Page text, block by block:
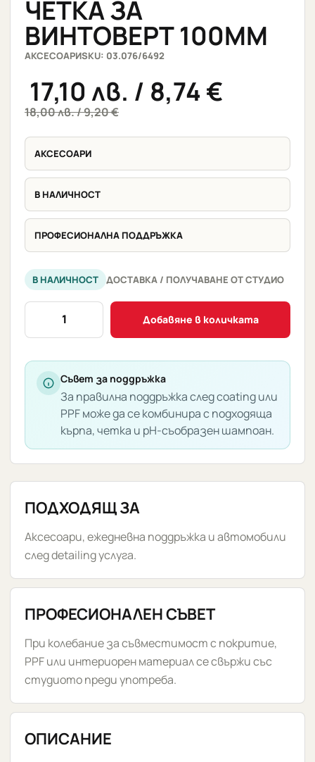
ЧЕТКА ЗА
ВИНТОВЕРТ 100MM
АКСЕСОАРИSKU: 03.076/6492
18,00лв./ 9,20 €
17,10 лв. / 8,74 €
АКСЕСОАРИ
В НАЛИЧНОСТ
ПРОФЕСИОНАЛНА ПОДДРЪЖКА
В НАЛИЧНОСТ ДОСТАВКА / ПОЛУЧАВАНЕ ОТ СТУДИО
количество
твърда
четка
винтоверт
100mm
Добавяне в количката
Съвет за поддръжка
За правилна поддръжка след coating или
PPF може да се комбинира с подходяща
кърпа, четка и pH-съобразен шампоан.
ПОДХОДЯЩ ЗА
Аксесоари, ежедневна поддръжка и автомобили
след detailing услуга.
ПРОФЕСИОНАЛЕН СЪВЕТ
При колебание за съвместимост с покритие,
PPF или интериорен материал се свържи със
студиото преди употреба.
ОПИСАНИЕ